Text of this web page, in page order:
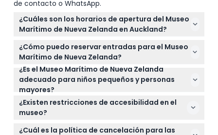
de contacto o WhatsApp.
¿Cuáles son los horarios de apertura del Museo
Marítimo de Nueva Zelanda en Auckland?
El museo está abierto todos los días de 10:00 a.m. a
5:00 p.m., con la última entrada a las 4:00 p.m. Está
favor confirme al momento de la reserva).
¿Cómo puedo reservar entradas para el Museo
Marítimo de Nueva Zelanda?
Puede reservar sus entradas en línea aquí mismo
en este sitio web. Simplemente seleccione la fecha
y hora preferidas durante el proceso de reserva y
asegure su visita con anticipación.
¿Es el Museo Marítimo de Nueva Zelanda
adecuado para niños pequeños y personas
mayores?
¡Sí! El museo recibe a todas las edades, incluidos
niños de 5 años en adelante, jóvenes, adultos y
pueden entrar gratis.
¿Existen restricciones de accesibilidad en el
museo?
Por favor, tenga en cuenta que el museo no es
¿Cuál es la política de cancelación para las